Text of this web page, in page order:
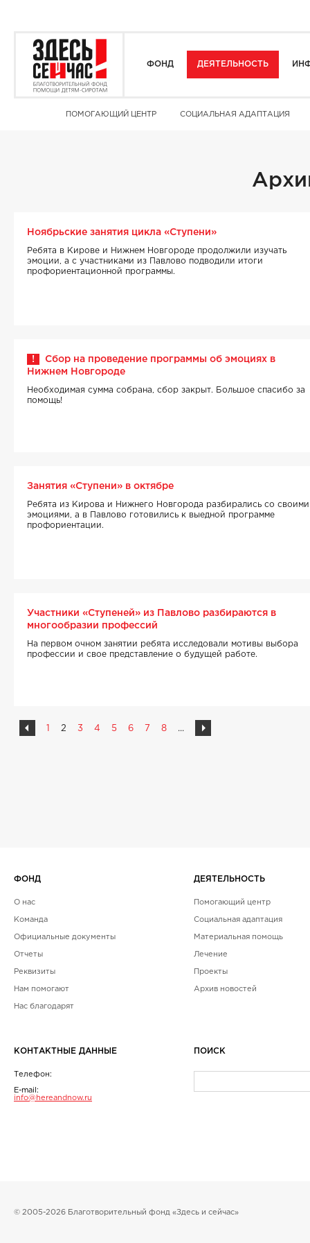
ФОНД ДЕЯТЕЛЬНОСТЬ
ПОМОГАЮЩИЙ ЦЕНТР СОЦИАЛЬНАЯ АДАПТАЦИЯ
Ноябрьские занятия цикла «Ступени»
Ребята в Кирове и Нижнем Новгороде продолжили изучать
эмоции, а с участниками из Павлово подводили итоги
профориентационной программы.
!
Сбор на проведение программы об эмоциях в
Нижнем Новгороде
Необходимая сумма собрана, сбор закрыт. Большое спасибо за
помощь!
Занятия «Ступени» в октябре
Ребята из Кирова и Нижнего Новгорода разбирались со своими
эмоциями, а в Павлово готовились к выедной программе
профориентации.
Участники «Ступеней» из Павлово разбираются в
многообразии профессий
На первом очном занятии ребята исследовали мотивы выбора
профессии и свое представление о будущей работе.
2 3 4 5 6 7 8 ...
ФОНД
О нас
Команда
Официальные документы
Отчеты
Реквизиты
Нам помогают
Нас благодарят
ДЕЯТЕЛЬНОСТЬ
Помогающий центр
Социальная адаптация
Материальная помощь
Лечение
Проекты
Архив новостей
КОНТАКТНЫЕ ДАННЫЕ
Телефон:
E-mail:
info@hereandnow.ru
ПОИСК
© 2005-2026 Благотворительный фонд «Здесь и сейчас»